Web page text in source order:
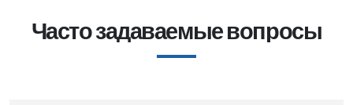
Часто задаваемые вопросы